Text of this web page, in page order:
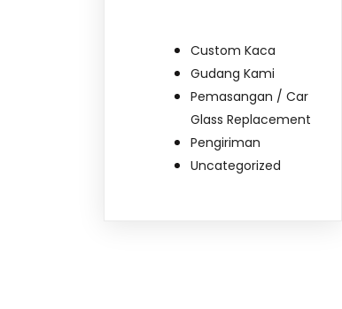
Custom Kaca
Gudang Kami
Pemasangan / Car
Glass Replacement
Pengiriman
Uncategorized